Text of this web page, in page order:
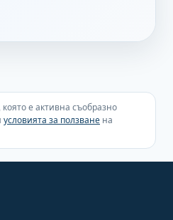
която е активна съобразно
условията за ползване на